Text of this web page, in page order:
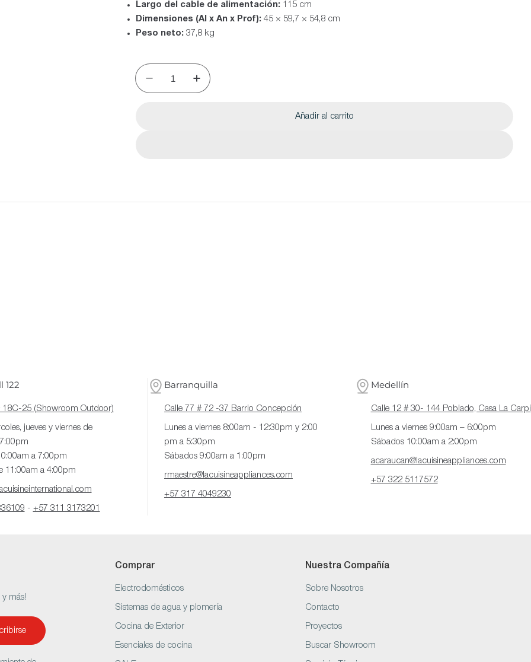
Largo del cable de alimentación: 115 cm
Dimensiones (Al x An x Prof): 45 × 59,7 × 54,8 cm
Peso neto: 37,8 kg
Añadir al carrito
122
18C-25 (Showroom Outdoor)
jueves y viernes de
a 7:00pm
11:00am a 4:00pm
- +57 311 3173201
Barranquilla
Calle 77 # 72 -37 Barrio Concepción
Lunes a viernes 8:00am - 12:30pm y 2:00
pm a 5:30pm
Sábados 9:00am a 1:00pm
rmaestre@lacuisineappliances.com
+57 317 4049230
Medellín
Calle 12 # 30- 144 Poblado, Casa La Carpi
Lunes a viernes 9:00am – 6:00pm
Sábados 10:00am a 2:00pm
acaraucan@lacuisineappliances.com
+57 322 5117572
y más!
Comprar
Electrodomésticos
Sistemas de agua y plomería
Cocina de Exterior
Esenciales de cocina
Nuestra Compañía
Sobre Nosotros
Contacto
Proyectos
Buscar Showroom